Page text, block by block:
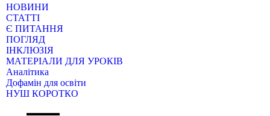
НОВИНИ
СТАТТІ
Є ПИТАННЯ
ПОГЛЯД
ІНКЛЮЗІЯ
МАТЕРІАЛИ ДЛЯ УРОКІВ
Аналітика
Дофамін для освіти
НУШ КОРОТКО